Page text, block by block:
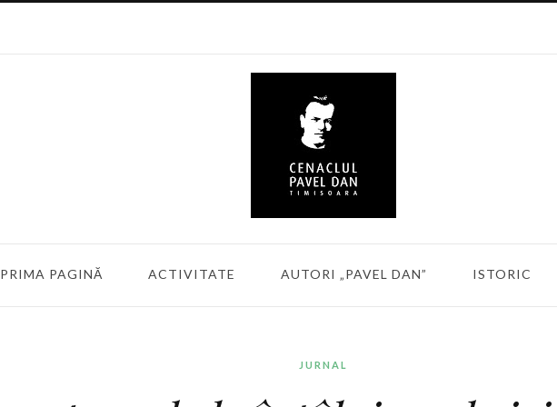
PRIMA PAGINĂ ACTIVITATE AUTORI „PAVEL DAN” ISTORIC
JURNAL